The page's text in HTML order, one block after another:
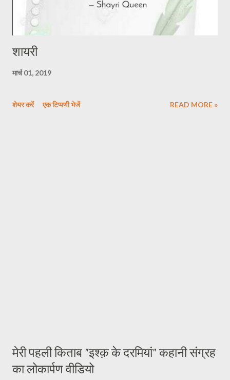
शायरी
मार्च 01, 2019
शेयर करें एक टिप्पणी भेजें READ MORE »
मेरी पहली किताब "इश्क़ के दरमियां" कहानी संग्रह
का लोकार्पण वीडियो